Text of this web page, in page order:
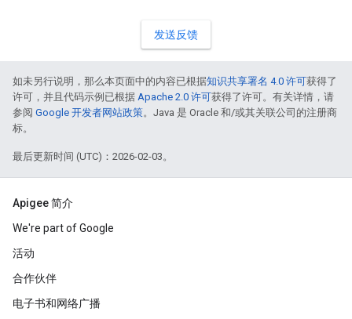
发送反馈
如未另行说明，那么本页面中的内容已根据知识共享署名 4.0 许可获得了
许可，并且代码示例已根据 Apache 2.0 许可获得了许可。有关详情，请
参阅 Google 开发者网站政策。Java 是 Oracle 和/或其关联公司的注册商
标。
最后更新时间 (UTC)：2026-02-03。
Apigee 简介
We're part of Google
活动
合作伙伴
电子书和网络广播